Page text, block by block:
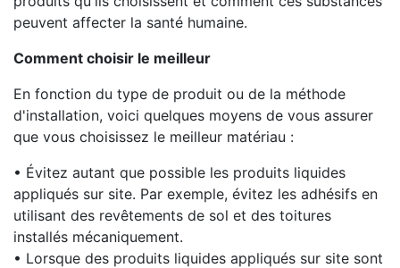
peuvent affecter la santé humaine.
Comment choisir le meilleur
En fonction du type de produit ou de la méthode
d'installation, voici quelques moyens de vous assurer
que vous choisissez le meilleur matériau :
• Évitez autant que possible les produits liquides
appliqués sur site. Par exemple, évitez les adhésifs en
utilisant des revêtements de sol et des toitures
installés mécaniquement.
• Lorsque des produits liquides appliqués sur site sont